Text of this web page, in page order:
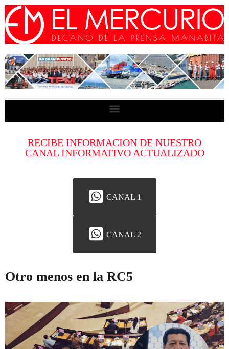
RECIBE INFORMACION DE NUESTRO
CANAL INFORMATIVO ACTUALIZADO
CANAL 1
CANAL 2
Otro menos en la RC5